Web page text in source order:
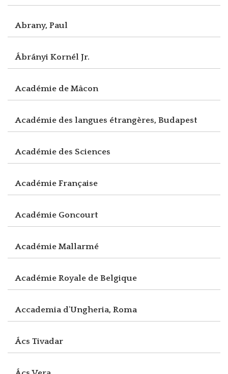
Abrany, Paul
Ábrányi Kornél Jr.
Académie de Mâcon
Académie des langues étrangères, Budapest
Académie des Sciences
Académie Française
Académie Goncourt
Académie Mallarmé
Académie Royale de Belgique
Accademia d'Ungheria, Roma
Ács Tivadar